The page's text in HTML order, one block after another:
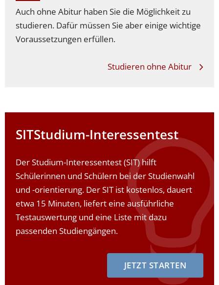
Auch ohne Abitur haben Sie die Möglichkeit zu
studieren. Dafür müssen Sie aber einige wichtige
Voraussetzungen erfüllen.
Studieren ohne Abitur
SITStudium-Interessentest
Der Studium-Interessentest (SIT) hilft
Schülerinnen und Schülern bei der Studienwahl
und -orientierung. Der SIT ist kostenlos, dauert
etwa 15 Minuten, liefert eine ausführliche
Testauswertung und eine Liste mit dazu
passenden Studiengängen.
JETZT STARTEN